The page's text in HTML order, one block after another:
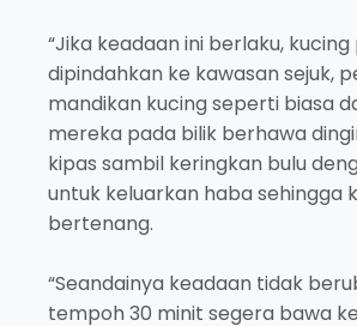
“Jika keadaan ini berlaku,
dipindahkan ke kawasan sejuk,
mandikan kucing seperti biasa
mereka pada bilik berhawa
kipas sambil keringkan bulu
untuk keluarkan haba sehingga
bertenang.
“Seandainya keadaan tidak
tempoh 30 minit segera bawa